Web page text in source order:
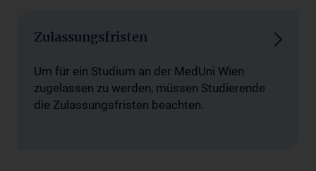
Zulassungsfristen
Um für ein Studium an der MedUni Wien
zugelassen zu werden, müssen Studierende
die Zulassungsfristen beachten.